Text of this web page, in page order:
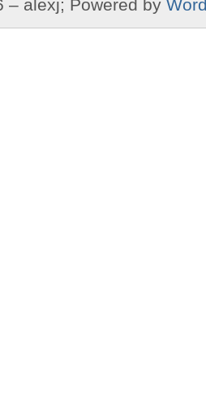
– alexj; Powered by